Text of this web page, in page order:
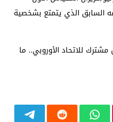
السابق الذي يتمتع بشخصية
للاتحاد الأوروبي.. ما